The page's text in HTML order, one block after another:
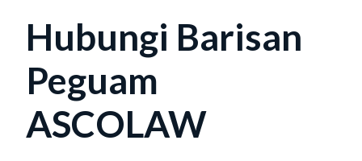
Hubungi Barisan
Peguam
ASCOLAW